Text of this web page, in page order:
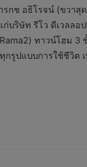
กช อธิโรจน์ (ขวาสุ
บริษัท รีโว ดีเวลลอ
ทาวน์โฮม 3
รูปแบบการใช้ชีวิต